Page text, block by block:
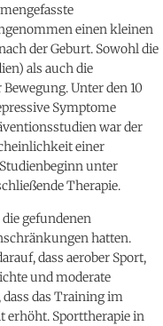
einen kleinen
der Geburt. Sowohl die
als auch die
Unter den 10
Symptome
war der
einer
unter
Therapie.
gefundenen
hatten.
dass aerober Sport,
und moderate
dass das Training im
erhöht. Sporttherapie in